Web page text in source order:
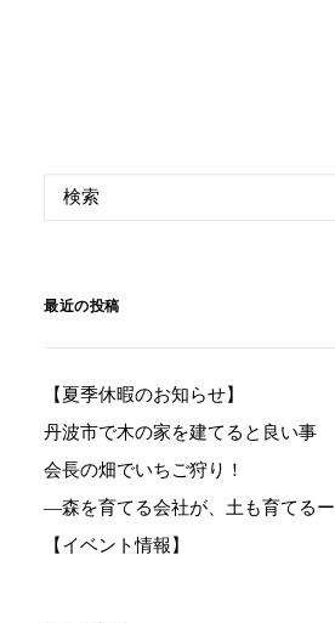
最近の投稿
【夏季休暇のお知らせ】
丹波市で木の家を建てると良い事
会長の畑でいちご狩り！
―森を育てる会社が、土も育てるー
【イベント情報】